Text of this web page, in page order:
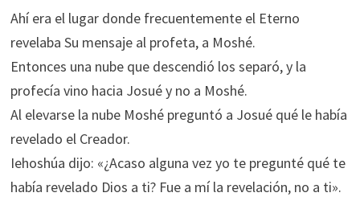
Ahí era el lugar donde frecuentemente el Eterno
revelaba Su mensaje al profeta, a Moshé.
Entonces una nube que descendió los separó, y la
profecía vino hacia Josué y no a Moshé.
Al elevarse la nube Moshé preguntó a Josué qué le había
revelado el Creador.
Iehoshúa dijo: «¿Acaso alguna vez yo te pregunté qué te
había revelado Dios a ti? Fue a mí la revelación, no a ti».